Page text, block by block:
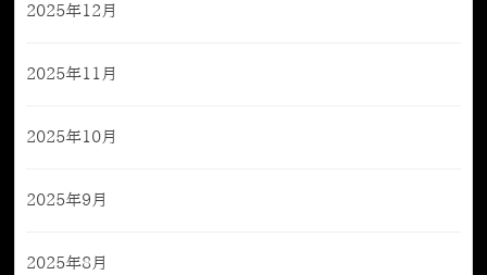
2025年12月
2025年11月
2025年10月
2025年9月
2025年8月